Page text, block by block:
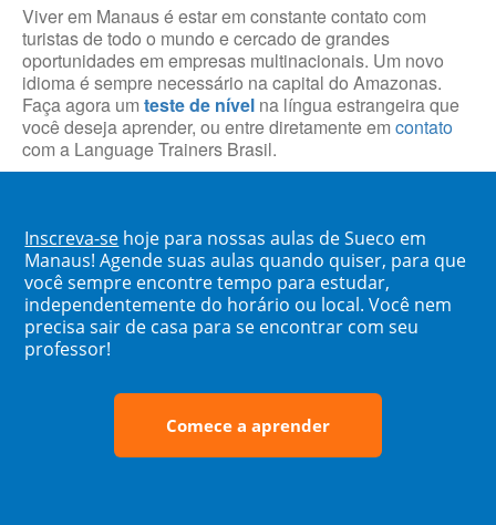
Viver em Manaus é estar em constante contato com
turistas de todo o mundo e cercado de grandes
oportunidades em empresas multinacionais. Um novo
idioma é sempre necessário na capital do Amazonas.
Faça agora um teste de nível na língua estrangeira que
você deseja aprender, ou entre diretamente em contato
com a Language Trainers Brasil.
Inscreva-se hoje para nossas aulas de Sueco em
Manaus! Agende suas aulas quando quiser, para que
você sempre encontre tempo para estudar,
independentemente do horário ou local. Você nem
precisa sair de casa para se encontrar com seu
professor!
Comece a aprender